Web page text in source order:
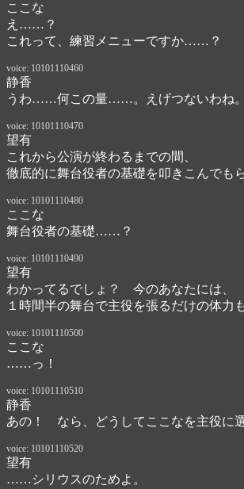
ここな
え……？
これって、練習メニューですか……？
voice: 10101110460
静香
うわ……何この量……。えげつないわね。
voice: 10101110470
望有
これから公演が終わるまでの間、
徹底的に舞台役者の基礎を叩きこんでも
voice: 10101110480
ここな
舞台役者の基礎……？
voice: 10101110490
望有
わかってるでしょ？　今のあなたには、
１時間半の舞台で主役を張るだけの体力
voice: 10101110500
ここな
……っ！
voice: 10101110510
静香
あの！　なら、どうしてここなを主役に
voice: 10101110520
望有
……シリウスのためよ。